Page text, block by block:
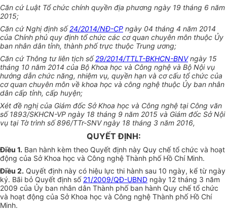
Căn cứ Luật Tổ chức chính quyền địa phương ngày 19 tháng 6 năm
2015;
Căn cứ Nghị định số24/2014/NĐ-CP ngày 04 tháng 4 năm 2014
của Chính phủ quy định tổ chức các cơ quan chuyên môn thuộc Ủy
ban nhân dân tỉnh, thành phố trực thuộc Trung ương;
Căn cứ Thông tư liên tịch số29/2014/TTLT-BKHCN-BNVngày 15
tháng 10 năm 2014 của Bộ Khoa học và Công nghệ và Bộ Nội vụ
hướng dẫn chức năng, nhiệm vụ, quyền hạn và cơ cấu tổ chức của
cơ quan chuyên môn về khoa học và công nghệ thuộc Ủy ban nhân
dân cấp tỉnh, cấp huyện;
Xét đề nghị của Giám đốc Sở Khoa học và Công nghệ tại Công văn
số 1893/SKHCN-VP ngày 18 tháng 9 năm 2015 và Giám đốc Sở Nội
vụ tại Tờ trình số 896/TTr-SNV ngày 18 tháng 3 năm 2016,
QUYẾT ĐỊNH:
Điều 1. Ban hành kèm theo Quyết định này Quy chế tổ chức và hoạt
động của Sở Khoa học và Công nghệ Thành phố Hồ Chí Minh.
Điều 2. Quyết định này có hiệu lực thi hành sau 10 ngày, kể từ ngày
ký. Bãi bỏ Quyết định số 21/2009/QĐ-UBND ngày 12 tháng 3 năm
2009 của Ủy ban nhân dân Thành phố ban hành Quy chế tổ chức
và hoạt động của Sở Khoa học và Công nghệ Thành phố Hồ Chí
Minh.